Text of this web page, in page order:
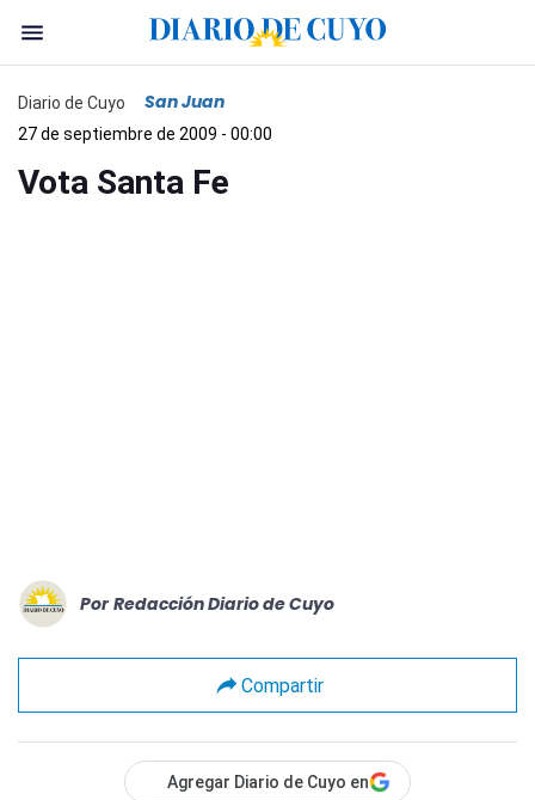
Diario de Cuyo San Juan
27 de septiembre de 2009 - 00:00
Vota Santa Fe
Por Redacción Diario de Cuyo
Compartir
Agregar Diario de Cuyo en